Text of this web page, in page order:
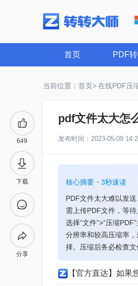
首页 PDF
当前位置：首页> 在线PDF压
649
下载
分享
pdf文件太大怎
发布时间：2023-05-09
核心摘要・3秒速读
PDF文件太大难以发
需上传PDF文件，等
选择“文件”>“压缩
分辨率和较高压缩率
择。压缩后务必检查文
【官方直达】如果